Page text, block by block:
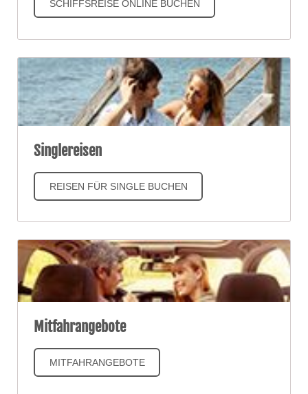
SCHIFFSREISE ONLINE BUCHEN
Singlereisen
REISEN FÜR SINGLE BUCHEN
Mitfahrangebote
MITFAHRANGEBOTE